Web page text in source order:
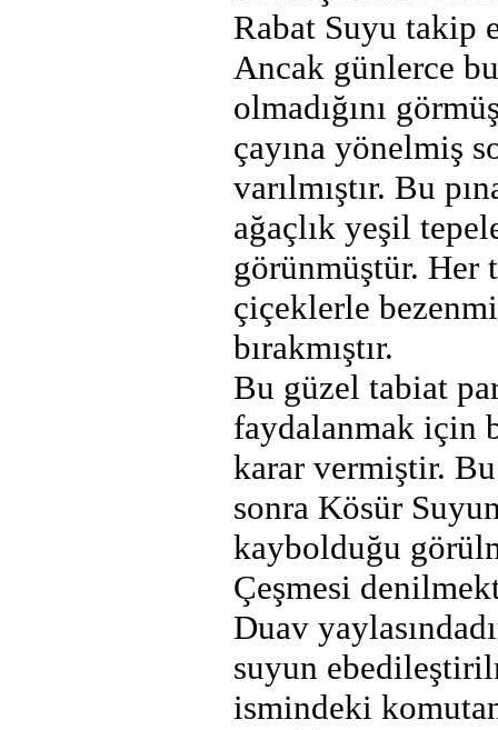
Rabat Suyu takip
Ancak günlerce
olmadığını
çayına yönelmiş
varılmıştır. Bu
ağaçlık yeşil
görünmüştür. Her
çiçeklerle
bırakmıştır.
Bu güzel tabiat
faydalanmak için
karar vermiştir.
sonra Kösür
kaybolduğu
Çeşmesi
Duav
suyun
ismindeki